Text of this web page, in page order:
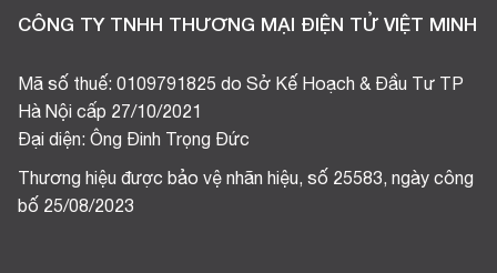
CÔNG TY TNHH THƯƠNG MẠI ĐIỆN TỬ VIỆT MINH
Mã số thuế: 0109791825 do Sở Kế Hoạch & Đầu Tư TP
Hà Nội cấp 27/10/2021
Đại diện: Ông Đinh Trọng Đức
Thương hiệu được bảo vệ nhãn hiệu, số 25583, ngày công
bố 25/08/2023